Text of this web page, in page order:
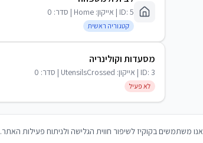
ID: 5 | אייקון: Home | סדר: 0
קטגוריה ראשית
מסעדות וקולינריה
ID: 3 | אייקון: UtensilsCrossed | סדר: 0
לא פעיל
אנו משתמשים בקוקיז לשיפור חווית הגלישה ולניתוח פעילות האתר.